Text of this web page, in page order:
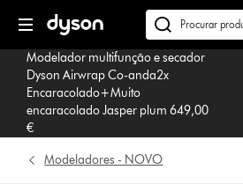
seguinte
Pesquisar
em
dyson.pt
Modelador multifunção e secador
Dyson Airwrap Co-anda2x
Encaracolado+Muito
encaracolado Jasper plum 649,00
€
Modeladores - NOVO